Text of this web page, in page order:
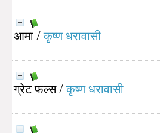
आमा/कृष्ण धरावासी
ग्रेट फल्स/कृष्ण धरावासी